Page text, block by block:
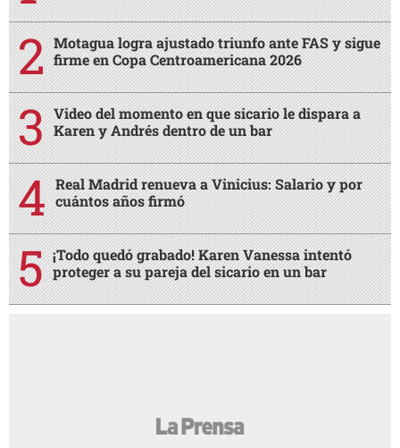
Motagua logra ajustado triunfo ante FAS y sigue
firme en Copa Centroamericana 2026
Video del momento en que sicario le dispara a
Karen y Andrés dentro de un bar
Real Madrid renueva a Vinicius: Salario y por
cuántos años firmó
¡Todo quedó grabado! Karen Vanessa intentó
proteger a su pareja del sicario en un bar